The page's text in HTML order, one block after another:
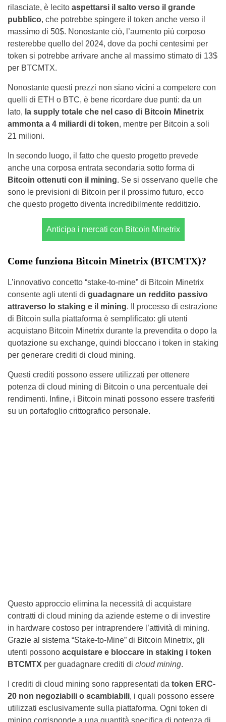
rilasciate, è lecito aspettarsi il salto verso il grande
pubblico, che potrebbe spingere il token anche verso il
massimo di 50$. Nonostante ciò, l’aumento più corposo
resterebbe quello del 2024, dove da pochi centesimi per
token si potrebbe arrivare anche al massimo stimato di 13$
per BTCMTX.
Nonostante questi prezzi non siano vicini a competere con
quelli di ETH o BTC, è bene ricordare due punti: da un
lato, la supply totale che nel caso di Bitcoin Minetrix
ammonta a 4 miliardi di token, mentre per Bitcoin a soli
21 milioni.
In secondo luogo, il fatto che questo progetto prevede
anche una corposa entrata secondaria sotto forma di
Bitcoin ottenuti con il mining. Se si osservano quelle che
sono le previsioni di Bitcoin per il prossimo futuro, ecco
che questo progetto diventa incredibilmente redditizio.
Anticipa i mercati con Bitcoin Minetrix
Come funziona Bitcoin Minetrix (BTCMTX)?
L’innovativo concetto “stake-to-mine” di Bitcoin Minetrix
consente agli utenti di guadagnare un reddito passivo
attraverso lo staking e il mining. Il processo di estrazione
di Bitcoin sulla piattaforma è semplificato: gli utenti
acquistano Bitcoin Minetrix durante la prevendita o dopo la
quotazione su exchange, quindi bloccano i token in staking
per generare crediti di cloud mining.
Questi crediti possono essere utilizzati per ottenere
potenza di cloud mining di Bitcoin o una percentuale dei
rendimenti. Infine, i Bitcoin minati possono essere trasferiti
su un portafoglio crittografico personale.
Questo approccio elimina la necessità di acquistare
contratti di cloud mining da aziende esterne o di investire
in hardware costoso per intraprendere l’attività di mining.
Grazie al sistema “Stake-to-Mine” di Bitcoin Minetrix, gli
utenti possono acquistare e bloccare in staking i token
BTCMTX per guadagnare crediti di cloud mining.
I crediti di cloud mining sono rappresentati da token ERC-
20 non negoziabili o scambiabili, i quali possono essere
utilizzati esclusivamente sulla piattaforma. Ogni token di
mining corrisponde a una quantità specifica di potenza di